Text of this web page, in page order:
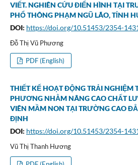
VIẾT. NGHIÊN CỨU ĐIỂN HÌNH TẠI
PHỔ THÔNG PHẠM NGŨ LÃO, TỈNH
DOI: https://doi.org/10.51453/2354-
Đỗ Thị Vũ Phương
PDF (English)
THIẾT KẾ HOẠT ĐỘNG TRẢI NGHIỆM
PHƯƠNG NHẰM NÂNG CAO CHẤT
VIÊN MẦM NON TẠI TRƯỜNG CAO
ĐỊNH
DOI: https://doi.org/10.51453/2354-
Vũ Thị Thanh Hương